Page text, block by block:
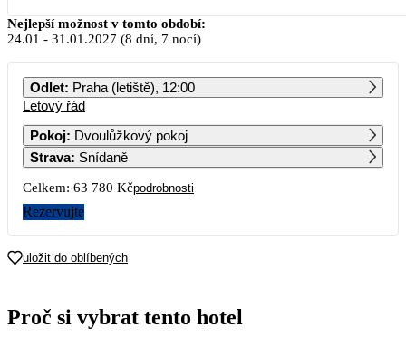
Leden 2027
PO ÚT ST ČT PÁ SO NE
4
18
Nejlepší možnost v tomto období:
24.01 - 31.01.2027 (8 dní, 7 nocí)
Odlet: Praha (letiště), 12:00
Letový řád
Pokoj: Dvoulůžkový pokoj
Strava: Snídaně
Celkem: 63 780 Kčpodrobnosti
Rezervujte
uložit do oblíbených
Proč si vybrat tento hotel